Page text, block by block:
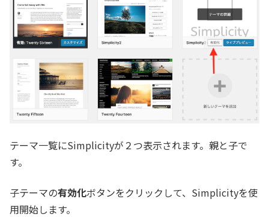
テーマ一覧にSimplicityが２つ表示されます。親と子で
す。
子テーマの有効化ボタンをクリックして、Simplicityを使
用開始します。